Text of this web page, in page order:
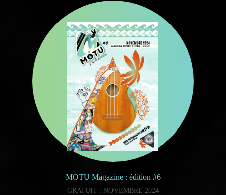
MOTU Magazine : édition #6
GRATUIT : NOVEMBRE 2024